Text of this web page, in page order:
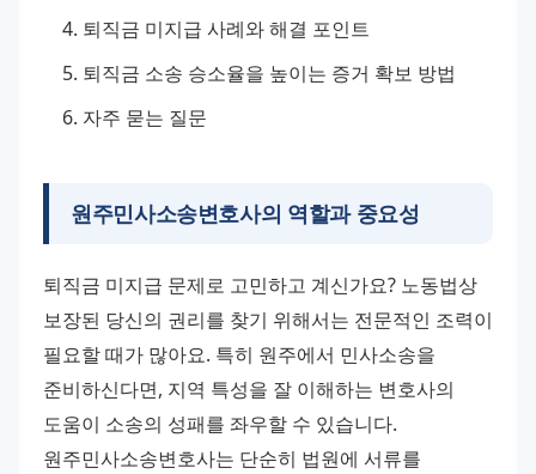
퇴직금 미지급 사례와 해결 포인트
퇴직금 소송 승소율을 높이는 증거 확보 방법
자주 묻는 질문
원주민사소송변호사의 역할과 중요성
퇴직금 미지급 문제로 고민하고 계신가요? 노동법상
보장된 당신의 권리를 찾기 위해서는 전문적인 조력이
필요할 때가 많아요. 특히 원주에서 민사소송을
준비하신다면, 지역 특성을 잘 이해하는 변호사의
도움이 소송의 성패를 좌우할 수 있습니다.
원주민사소송변호사는 단순히 법원에 서류를